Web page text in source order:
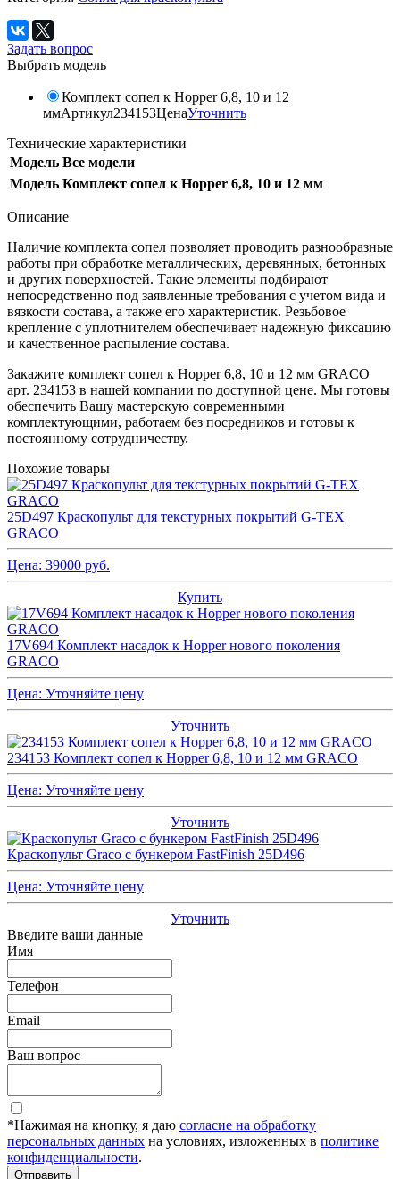
Задать вопрос
Выбрать модель
Комплект сопел к Hopper 6,8, 10 и 12
ммАртикул234153ЦенаУточнить
Технические характеристики
Модель Все модели
Модель Комплект сопел к Hopper 6,8, 10 и 12 мм
Описание
Наличие комплекта сопел позволяет проводить разнообразные
работы при обработке металлических, деревянных, бетонных
и других поверхностей. Такие элементы подбирают
непосредственно под заявленные требования с учетом вида и
вязкости состава, а также его характеристик. Резьбовое
крепление с уплотнителем обеспечивает надежную фиксацию
и качественное распыление состава.
Закажите комплект сопел к Hopper 6,8, 10 и 12 мм GRACO
арт. 234153 в нашей компании по доступной цене. Мы готовы
обеспечить Вашу мастерскую современными
комплектующими, работаем без посредников и готовы к
постоянному сотрудничеству.
Похожие товары
25D497 Краскопульт для текстурных покрытий G-TEX
GRACO
Цена: 39000 руб.
Купить
17V694 Комплект насадок к Hopper нового поколения
GRACO
Цена: Уточняйте цену
Уточнить
234153 Комплект сопел к Hopper 6,8, 10 и 12 мм GRACO
Цена: Уточняйте цену
Уточнить
Краскопульт Graco с бункером FastFinish 25D496
Цена: Уточняйте цену
Уточнить
Введите ваши данные
Имя
Телефон
Email
Ваш вопрос
*Нажимая на кнопку, я даю согласие на обработку
персональных данных на условиях, изложенных в политике
конфиденциальности.
Отправить